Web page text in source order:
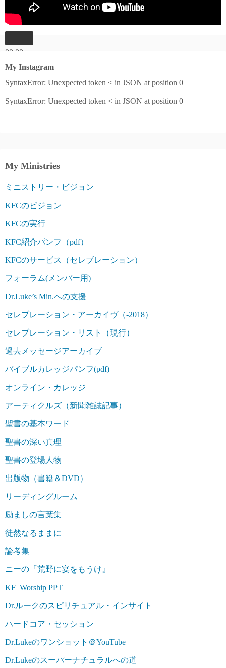
00:00
00:00
04:27
My Instagram
SyntaxError: Unexpected token < in JSON at position 0
SyntaxError: Unexpected token < in JSON at position 0
My Ministries
ミニストリー・ビジョン
KFCのビジョン
KFCの実行
KFC紹介パンフ（pdf）
KFCのサービス（セレブレーション）
フォーラム(メンバー用)
Dr.Luke’s Min.への支援
セレブレーション・アーカイヴ（-2018）
セレブレーション・リスト（現行）
過去メッセージアーカイブ
バイブルカレッジパンフ(pdf)
オンライン・カレッジ
アーティクルズ（新聞雑誌記事）
聖書の基本ワード
聖書の深い真理
聖書の登場人物
出版物（書籍＆DVD）
リーディングルーム
励ましの言葉集
徒然なるままに
論考集
ニーの『荒野に宴をもうけ』
KF_Worship PPT
Dr.ルークのスピリチュアル・インサイト
ハードコア・セッション
Dr.Lukeのワンショット＠YouTube
Dr.Lukeのスーパーナチュラルへの道